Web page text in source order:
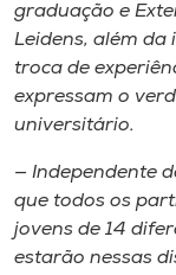
graduação e
Leidens, além
troca de
expressam o
universitário.
— Independente
que todos os
jovens de 14
estarão nessas